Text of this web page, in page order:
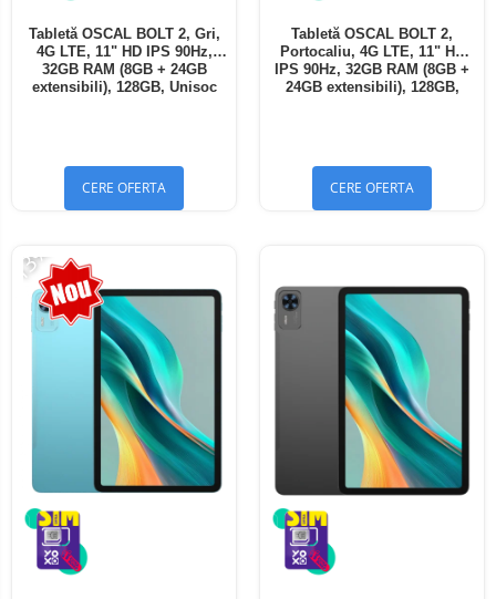
Tabletă OSCAL BOLT 2, Gri,
4G LTE, 11" HD IPS 90Hz,
32GB RAM (8GB + 24GB
extensibili), 128GB, Unisoc
CERE OFERTA
Tabletă OSCAL BOLT 2,
Portocaliu, 4G LTE, 11" HD
IPS 90Hz, 32GB RAM (8GB +
24GB extensibili), 128GB,
CERE OFERTA
-13%